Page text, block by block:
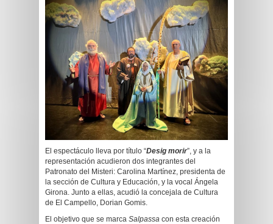
El espectáculo lleva por título “Desig morir”, y a la
representación acudieron dos integrantes del
Patronato del Misteri: Carolina Martínez, presidenta de
la sección de Cultura y Educación, y la vocal Ángela
Girona. Junto a ellas, acudió la concejala de Cultura
de El Campello, Dorian Gomis.
El objetivo que se marca Salpassa con esta creación